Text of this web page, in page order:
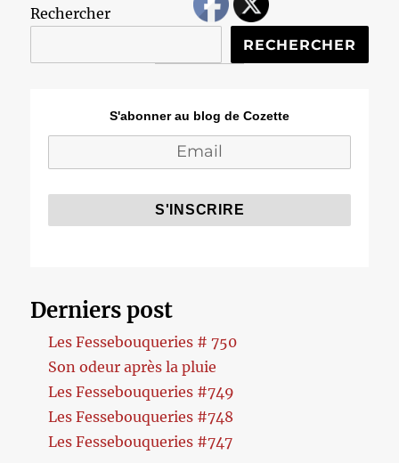
Rechercher
RECHERCHER
S'abonner au blog de Cozette
Derniers post
Les Fessebouqueries # 750
Son odeur après la pluie
Les Fessebouqueries #749
Les Fessebouqueries #748
Les Fessebouqueries #747